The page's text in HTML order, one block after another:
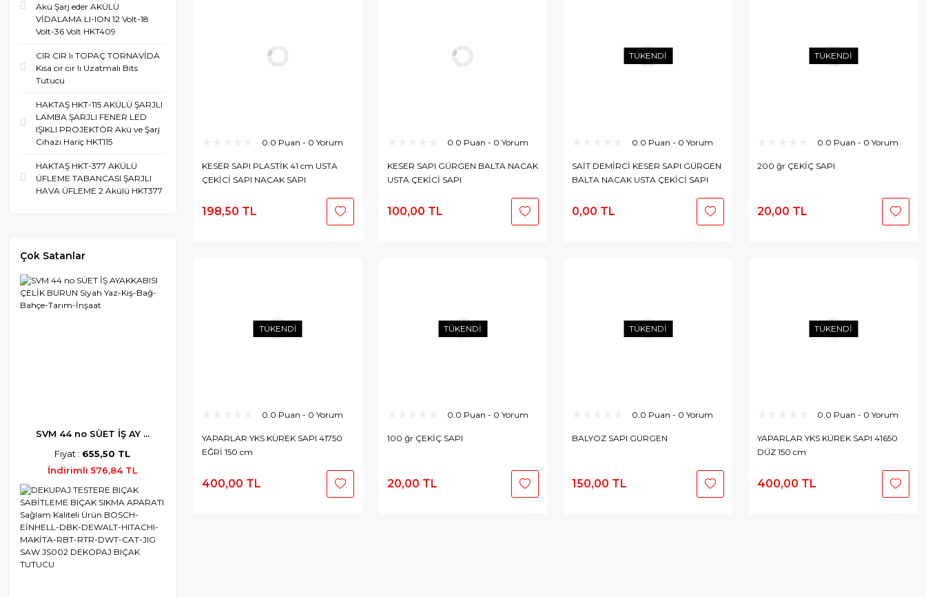
Akü Şarj eder AKÜLÜ
VİDALAMA LI-ION 12 Volt-18
Volt-36 Volt HKT409
CIR CIR lı TOPAÇ TORNAVİDA
Kısa cır cır lı Uzatmalı Bits
Tutucu
HAKTAŞ HKT-115 AKÜLÜ ŞARJLI
LAMBA ŞARJLI FENER LED
IŞIKLI PROJEKTÖR Akü ve Şarj
Cihazı Hariç HKT115
HAKTAŞ HKT-377 AKÜLÜ
ÜFLEME TABANCASI ŞARJLI
HAVA ÜFLEME 2 Akülü HKT377
Çok Satanlar
SVM 44 no SÜET İŞ AY ...
Fiyat : 655,50 TL
İndirimli 576,84 TL
0.0 Puan - 0 Yorum
KESER SAPI PLASTİK 41 cm USTA
ÇEKİCİ SAPI NACAK SAPI
198,50 TL
0.0 Puan - 0 Yorum
KESER SAPI GÜRGEN BALTA NACAK
USTA ÇEKİCİ SAPI
100,00 TL
TÜKENDİ
0.0 Puan - 0 Yorum
SAİT DEMİRCİ KESER SAPI GÜRGEN
BALTA NACAK USTA ÇEKİCİ SAPI
0,00 TL
Stokta Yok
TÜKENDİ
0.0 Puan - 0 Yorum
200 ğr ÇEKİÇ SAPI
20,00 TL
Stokta Yok
TÜKENDİ
0.0 Puan - 0 Yorum
YAPARLAR YKS KÜREK SAPI 41750
EĞRİ 150 cm
400,00 TL
Stokta Yok
TÜKENDİ
0.0 Puan - 0 Yorum
100 ğr ÇEKİÇ SAPI
20,00 TL
Stokta Yok
TÜKENDİ
0.0 Puan - 0 Yorum
BALYOZ SAPI GÜRGEN
150,00 TL
Stokta Yok
TÜKENDİ
0.0 Puan - 0 Yorum
YAPARLAR YKS KÜREK SAPI 41650
DÜZ 150 cm
400,00 TL
Stokta Yok